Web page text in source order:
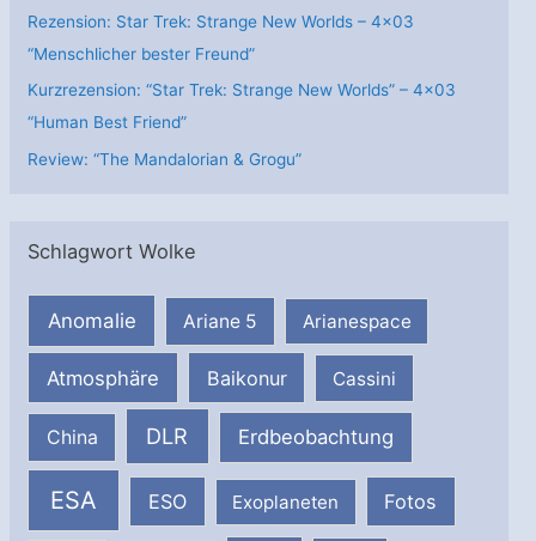
Rezension: Star Trek: Strange New Worlds – 4×03
“Menschlicher bester Freund”
Kurzrezension: “Star Trek: Strange New Worlds” – 4×03
“Human Best Friend”
Review: “The Mandalorian & Grogu”
Schlagwort Wolke
Anomalie Ariane 5 Arianespace
Atmosphäre Baikonur Cassini
China DLR Erdbeobachtung
ESA ESO Exoplaneten Fotos